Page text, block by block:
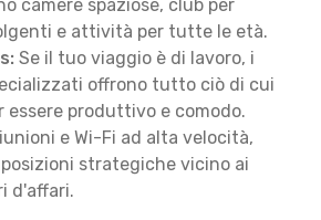
camere spaziose, club per
e attività per tutte le età.
Se il tuo viaggio è di lavoro, i
offrono tutto ciò di cui
essere produttivo e comodo.
e Wi-Fi ad alta velocità,
strategiche vicino ai
d'affari.